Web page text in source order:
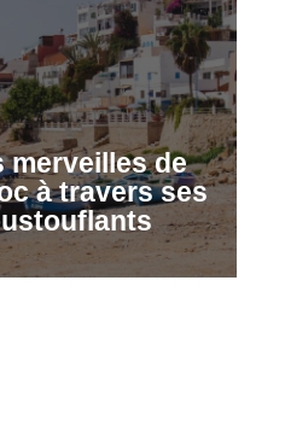
merveilles de
à travers ses